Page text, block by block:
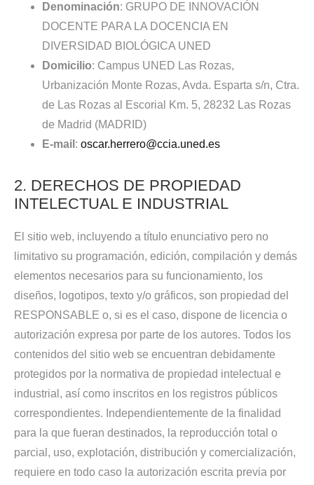
Denominación: GRUPO DE INNOVACIÓN
DOCENTE PARA LA DOCENCIA EN
DIVERSIDAD BIOLÓGICA UNED
Domicilio: Campus UNED Las Rozas,
Urbanización Monte Rozas, Avda. Esparta s/n, Ctra.
de Las Rozas al Escorial Km. 5, 28232 Las Rozas
de Madrid (MADRID)
E-mail : oscar.herrero@ccia.uned.es
2. DERECHOS DE PROPIEDAD
INTELECTUAL E INDUSTRIAL
El sitio web, incluyendo a título enunciativo pero no
limitativo su programación, edición, compilación y demás
elementos necesarios para su funcionamiento, los
diseños, logotipos, texto y/o gráficos, son propiedad del
RESPONSABLE o, si es el caso, dispone de licencia o
autorización expresa por parte de los autores. Todos los
contenidos del sitio web se encuentran debidamente
protegidos por la normativa de propiedad intelectual e
industrial, así como inscritos en los registros públicos
correspondientes. Independientemente de la finalidad
para la que fueran destinados, la reproducción total o
parcial, uso, explotación, distribución y comercialización,
requiere en todo caso la autorización escrita previa por